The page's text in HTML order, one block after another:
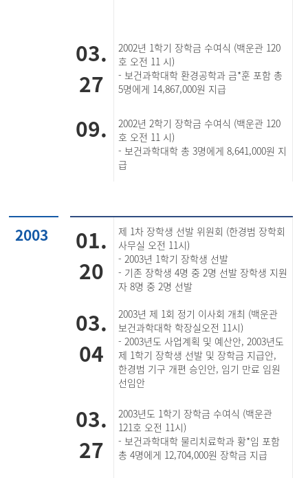
03.
27
2002년 1학기 장학금 수여식 (백운관 120
호 오전 11 시)
- 보건과학대학 환경공학과 금*훈 포함 총
5명에게 14,867,000원 지급
09.
2002년 2학기 장학금 수여식 (백운관 120
호 오전 11 시)
- 보건과학대학 총 3명에게 8,641,000원 지
급
2003
01.
20
제 1차 장학생 선발 위원회 (한경범 장학회
사무실 오전 11시)
- 2003년 1학기 장학생 선발
- 기존 장학생 4명 중 2명 선발 장학생 지원
자 8명 중 2명 선발
03.
04
2003년 제 1회 정기 이사회 개최 (백운관
보건과학대학 학장실오전 11시)
- 2003년도 사업계획 및 예산안, 2003년도
제 1학기 장학생 선발 및 장학금 지급안,
한경범 기구 개편 승인안, 임기 만료 임원
선임안
03.
27
2003년도 1학기 장학금 수여식 (백운관
121호 오전 11시)
- 보건과학대학 물리치료학과 황*임 포함
총 4명에게 12,704,000원 장학금 지급